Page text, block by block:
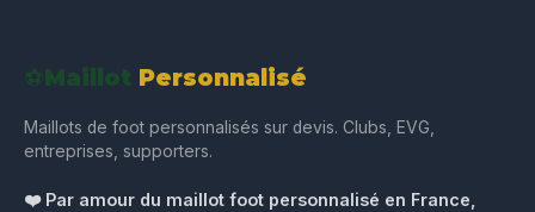
⚽Maillot Personnalisé
Maillots de foot personnalisés sur devis. Clubs, EVG,
entreprises, supporters.
❤️ Par amour du maillot foot personnalisé en France,